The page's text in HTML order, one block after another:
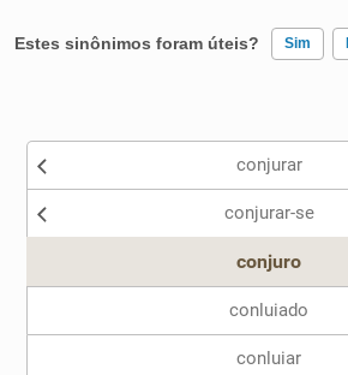
Estes sinônimos foram úteis? Sim
Nenhum dos sinônimos apresentados
conjurar
conjurar-se
conjuro
conluiado
conluiar